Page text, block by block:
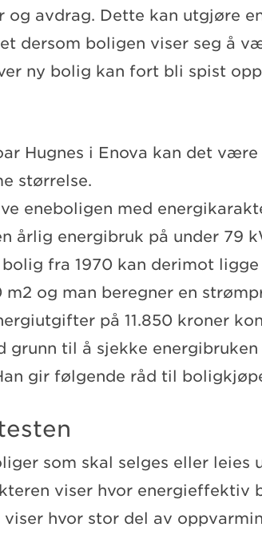
avdrag. Dette kan utgjøre
dersom boligen viser seg å
ny bolig kan fort bli spist
Hugnes i Enova kan det
størrelse.
eneboligen med
årlig energibruk på under 79
fra 1970 kan derimot ligge
og man beregner en
på 11.850 kroner
grunn til å sjekke
gir følgende råd til
som skal selges eller leies
viser hvor energieffektiv
hvor stor del av